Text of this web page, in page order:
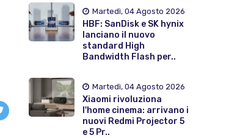
Martedì, 04 Agosto 2026
HBF: SanDisk e SK hynix
lanciano il nuovo
standard High
Bandwidth Flash per..
Martedì, 04 Agosto 2026
Xiaomi rivoluziona
l'home cinema: arrivano i
nuovi Redmi Projector 5
e 5 Pr..